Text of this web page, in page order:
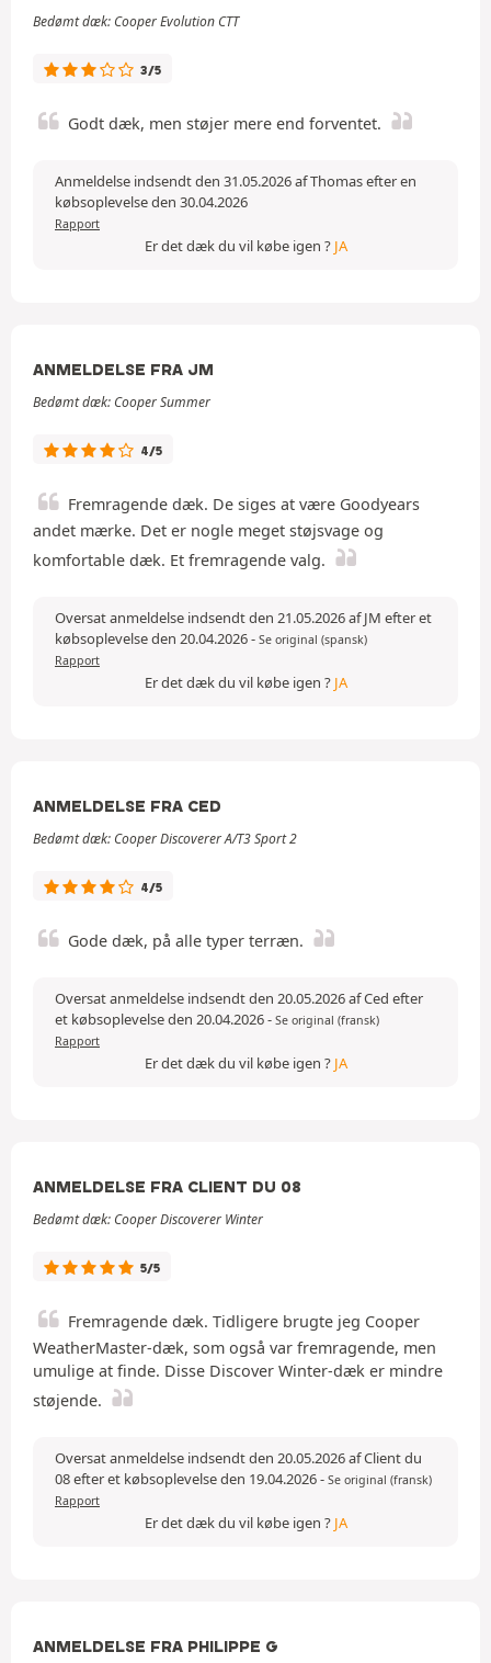
Bedømt dæk: Cooper Evolution CTT
3/5
Godt dæk, men støjer mere end forventet.
Anmeldelse indsendt den 31.05.2026 af Thomas efter en
købsoplevelse den 30.04.2026
Rapport
Er det dæk du vil købe igen ? JA
ANMELDELSE FRA JM
Bedømt dæk: Cooper Summer
4/5
Fremragende dæk. De siges at være Goodyears
andet mærke. Det er nogle meget støjsvage og
komfortable dæk. Et fremragende valg.
Oversat anmeldelse indsendt den 21.05.2026 af JM efter et
købsoplevelse den 20.04.2026- Se original (spansk)
Rapport
Er det dæk du vil købe igen ? JA
ANMELDELSE FRA CED
Bedømt dæk: Cooper Discoverer A/T3 Sport 2
4/5
Gode dæk, på alle typer terræn.
Oversat anmeldelse indsendt den 20.05.2026 af Ced efter
et købsoplevelse den 20.04.2026- Se original (fransk)
Rapport
Er det dæk du vil købe igen ? JA
ANMELDELSE FRA CLIENT DU 08
Bedømt dæk: Cooper Discoverer Winter
5/5
Fremragende dæk. Tidligere brugte jeg Cooper
WeatherMaster-dæk, som også var fremragende, men
umulige at finde. Disse Discover Winter-dæk er mindre
støjende.
Oversat anmeldelse indsendt den 20.05.2026 af Client du
08 efter et købsoplevelse den 19.04.2026- Se original (fransk)
Rapport
Er det dæk du vil købe igen ? JA
ANMELDELSE FRA PHILIPPE G